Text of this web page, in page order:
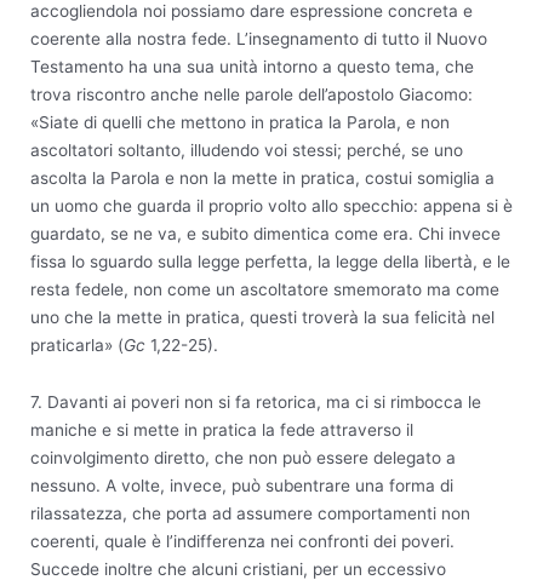
accogliendola noi possiamo dare espressione concreta e
coerente alla nostra fede. L’insegnamento di tutto il Nuovo
Testamento ha una sua unità intorno a questo tema, che
trova riscontro anche nelle parole dell’apostolo Giacomo:
«Siate di quelli che mettono in pratica la Parola, e non
ascoltatori soltanto, illudendo voi stessi; perché, se uno
ascolta la Parola e non la mette in pratica, costui somiglia a
un uomo che guarda il proprio volto allo specchio: appena si è
guardato, se ne va, e subito dimentica come era. Chi invece
fissa lo sguardo sulla legge perfetta, la legge della libertà, e le
resta fedele, non come un ascoltatore smemorato ma come
uno che la mette in pratica, questi troverà la sua felicità nel
praticarla» (Gc 1,22-25).
7. Davanti ai poveri non si fa retorica, ma ci si rimbocca le
maniche e si mette in pratica la fede attraverso il
coinvolgimento diretto, che non può essere delegato a
nessuno. A volte, invece, può subentrare una forma di
rilassatezza, che porta ad assumere comportamenti non
coerenti, quale è l’indifferenza nei confronti dei poveri.
Succede inoltre che alcuni cristiani, per un eccessivo